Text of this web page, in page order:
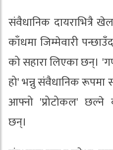
संवैधानिक दायराभित्रै खेल:
काँधमा जिम्मेवारी
को सहारा लिएका छन्।
हो' भन्नु संवैधानिक रूपमा
आफ्नो 'प्रोटोकल' छल्ने
छन्।